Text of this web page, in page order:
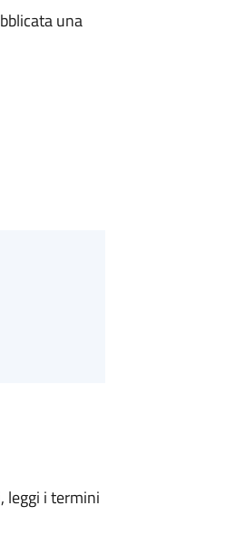
una
leggi i termini